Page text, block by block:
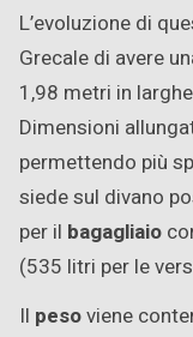
L’evoluzione di
Grecale di avere
1,98 metri in
Dimensioni
permettendo più
siede sul divano
per il bagagliaio
(535 litri per le
Il pesoviene